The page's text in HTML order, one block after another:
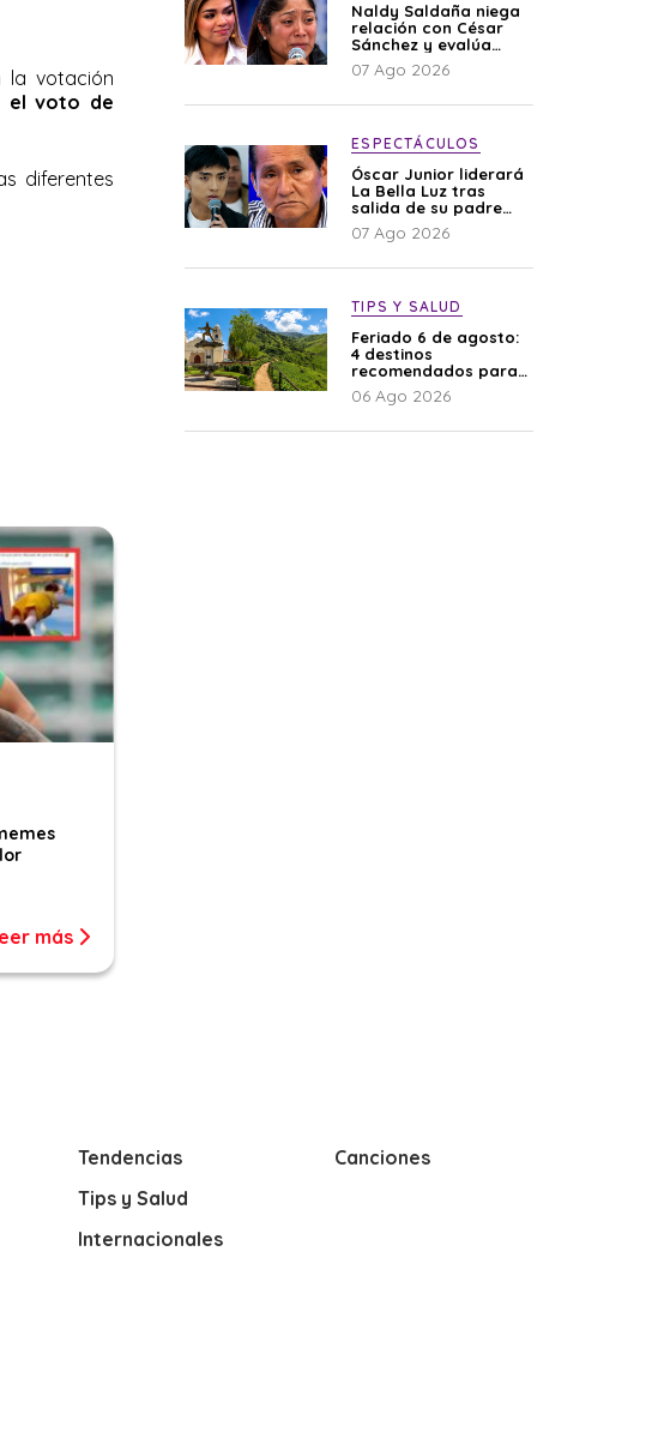
la votación
el voto de
diferentes
más
Naldy Saldaña niega
relación con César
Sánchez y evalúa
denunciar a su
esposa: “Es una
07 Ago 2026
ESPECTÁCULOS
Óscar Junior liderará
La Bella Luz tras
salida de su padre
por polémica con
Naldy Saldaña
07 Ago 2026
TIPS Y SALUD
Feriado 6 de agosto:
4 destinos
recomendados para
disfrutar el descanso
06 Ago 2026
Tendencias
Tips y Salud
Internacionales
Canciones